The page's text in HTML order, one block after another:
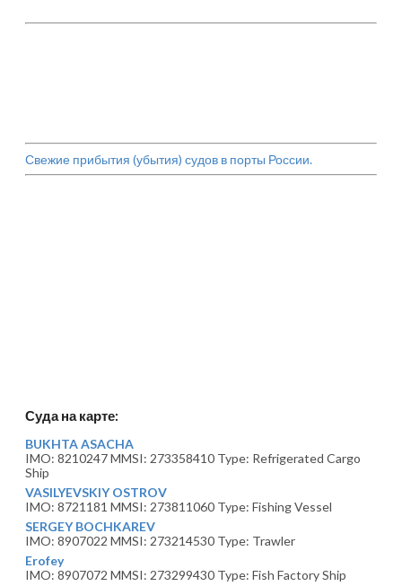
Свежие прибытия (убытия) судов в порты России.
Суда на карте:
BUKHTA ASACHA
IMO: 8210247 MMSI: 273358410 Type: Refrigerated Cargo
Ship
VASILYEVSKIY OSTROV
IMO: 8721181 MMSI: 273811060 Type: Fishing Vessel
SERGEY BOCHKAREV
IMO: 8907022 MMSI: 273214530 Type: Trawler
Erofey
IMO: 8907072 MMSI: 273299430 Type: Fish Factory Ship